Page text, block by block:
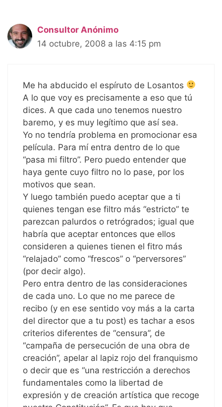
Consultor Anónimo
14 octubre, 2008 a las 4:15 pm
Me ha abducido el espíruto de Losantos
A lo que voy es precisamente a eso que tú
dices. A que cada uno tenemos nuestro
baremo, y es muy legítimo que así sea.
Yo no tendría problema en promocionar esa
película. Para mí entra dentro de lo que
“pasa mi filtro”. Pero puedo entender que
haya gente cuyo filtro no lo pase, por los
motivos que sean.
Y luego también puedo aceptar que a ti
quienes tengan ese filtro más “estricto” te
parezcan palurdos o retrógrados; igual que
habría que aceptar entonces que ellos
consideren a quienes tienen el fitro más
“relajado” como “frescos” o “perversores”
(por decir algo).
Pero entra dentro de las consideraciones
de cada uno. Lo que no me parece de
recibo (y en ese sentido voy más a la carta
del director que a tu post) es tachar a esos
criterios diferentes de “censura”, de
“campaña de persecución de una obra de
creación”, apelar al lapiz rojo del franquismo
o decir que es “una restricción a derechos
fundamentales como la libertad de
expresión y de creación artística que recoge